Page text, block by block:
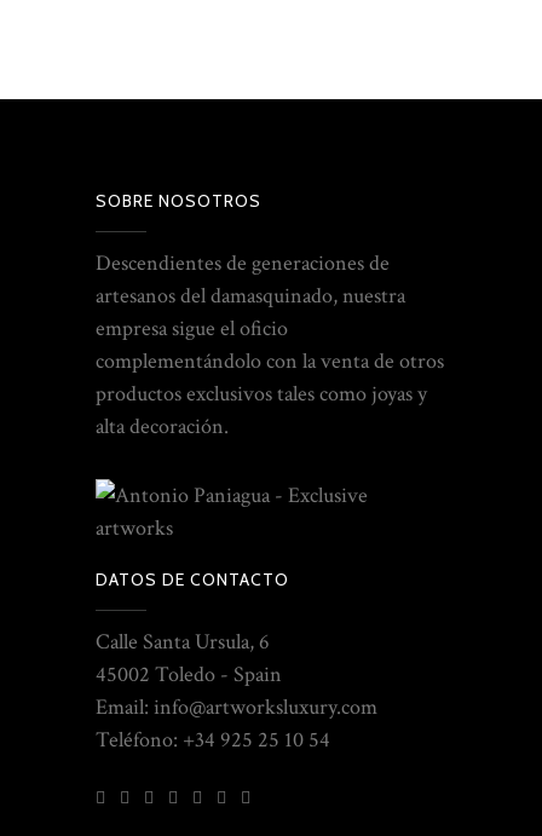
SOBRE NOSOTROS
Descendientes de generaciones de
artesanos del damasquinado, nuestra
empresa sigue el oficio
complementándolo con la venta de otros
productos exclusivos tales como joyas y
alta decoración.
DATOS DE CONTACTO
Calle Santa Ursula, 6
45002 Toledo - Spain
Email: info@artworksluxury.com
Teléfono: +34 925 25 10 54